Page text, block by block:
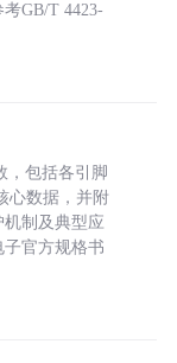
GB/T 4423-
，包括各引脚
心数据，并附
制及典型应
官方规格书